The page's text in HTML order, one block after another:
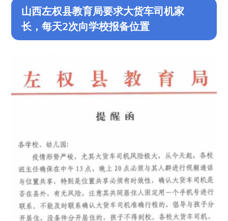
山西左权县教育局要求大货车司机家
长，每天2次向学校报备位置